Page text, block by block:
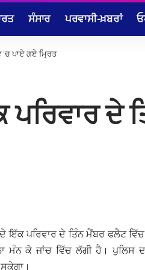
ਸੰਸਾਰ ਪਰਵਾਸੀ-ਖ਼ਬਰਾਂ
ਪਾਏ ਗਏ ਮ੍ਰਿਤ
ਦੇ
ਇੱਕ ਪਰਿਵਾਰ ਦੇ ਤਿੰਨ ਮੈਂਬਰ ਫਲੈਟ
ਕੇ ਜਾਂਚ ਵਿੱਚ ਲੱਗੀ ਹੈ। ਪੁਲਿਸ